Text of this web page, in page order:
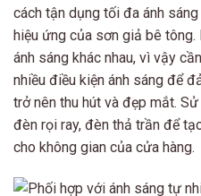
cách tận dụng tối đa ánh
hiệu ứng của sơn giả bê
ánh sáng khác nhau, vì vậy
nhiều điều kiện ánh sáng để
trở nên thu hút và đẹp mắt.
đèn rọi ray, đèn thả trần để
cho không gian của cửa hàng.